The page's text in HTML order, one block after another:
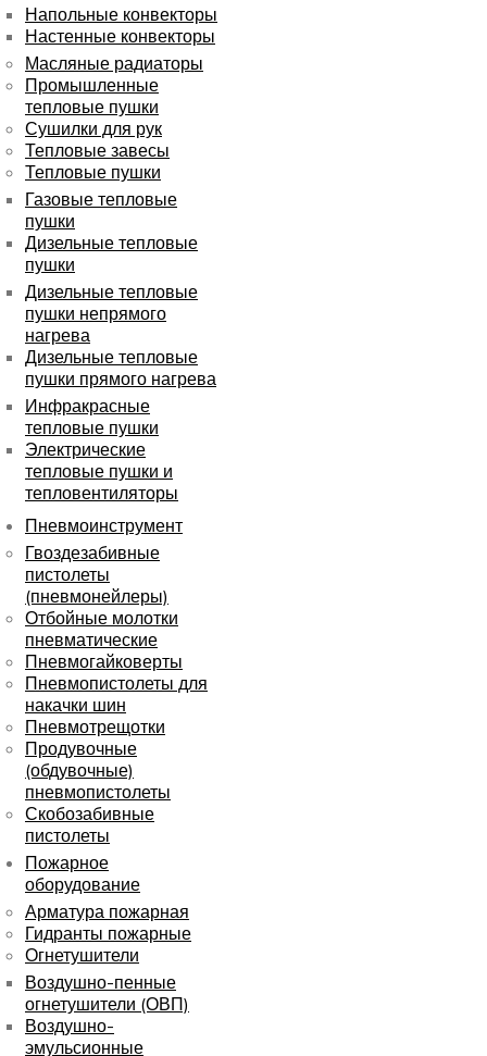
Напольные конвекторы
Настенные конвекторы
Масляные радиаторы
Промышленные
тепловые пушки
Сушилки для рук
Тепловые завесы
Тепловые пушки
Газовые тепловые
пушки
Дизельные тепловые
пушки
Дизельные тепловые
пушки непрямого
нагрева
Дизельные тепловые
пушки прямого нагрева
Инфракрасные
тепловые пушки
Электрические
тепловые пушки и
тепловентиляторы
Пневмоинструмент
Гвоздезабивные
пистолеты
(пневмонейлеры)
Отбойные молотки
пневматические
Пневмогайковерты
Пневмопистолеты для
накачки шин
Пневмотрещотки
Продувочные
(обдувочные)
пневмопистолеты
Скобозабивные
пистолеты
Пожарное
оборудование
Арматура пожарная
Гидранты пожарные
Огнетушители
Воздушно-пенные
огнетушители (ОВП)
Воздушно-
эмульсионные